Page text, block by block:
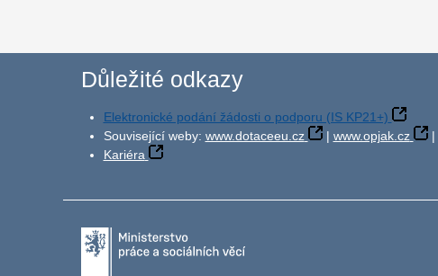
Důležité odkazy
Elektronické podání žádosti o podporu (IS KP21+)
Související weby: www.dotaceeu.cz | www.opjak.cz |
Kariéra